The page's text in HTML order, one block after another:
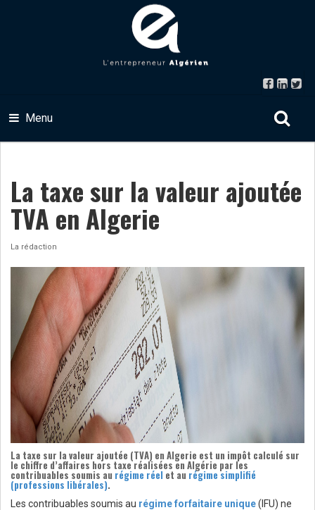
Menu
La taxe sur la valeur ajoutée
TVA en Algerie
La rédaction
La taxe sur la valeur ajoutée (TVA) en Algerie est un impôt calculé sur
le chiffre d’affaires hors taxe réalisées en Algérie par les
contribuables soumis au régime réel et au régime simplifié
(professions libérales).
Les contribuables soumis au régime forfaitaire unique(IFU) ne